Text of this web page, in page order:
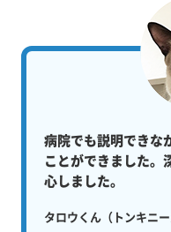
病院でも説明できな
ことができました。
心しました。
タロウくん（トンキニー